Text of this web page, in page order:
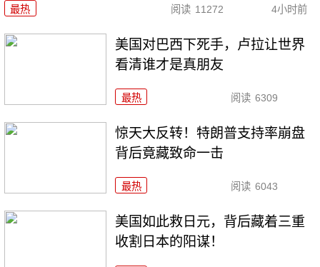
最热 阅读 11272 4小时前
美国对巴西下死手，卢拉让世界
看清谁才是真朋友
最热 阅读 6309
惊天大反转！特朗普支持率崩盘
背后竟藏致命一击
最热 阅读 6043
美国如此救日元，背后藏着三重
收割日本的阳谋！